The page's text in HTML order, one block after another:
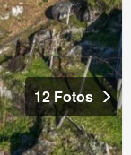
12 Fotos